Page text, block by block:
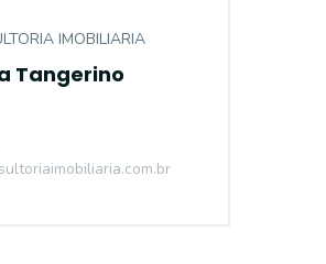
IMOBILIARIA
Tangerino